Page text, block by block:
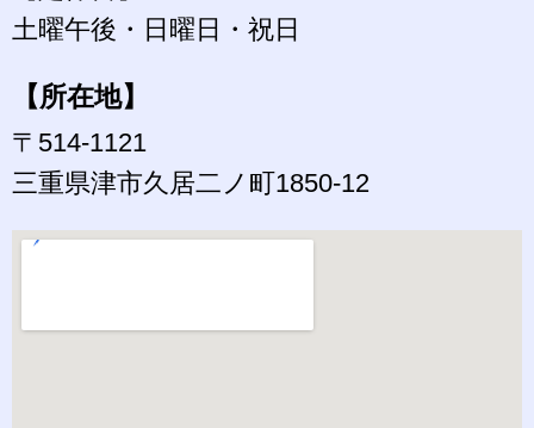
土曜午後・日曜日・祝日
【所在地】
〒514-1121
三重県津市久居二ノ町1850-12